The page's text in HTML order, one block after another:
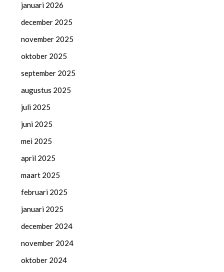
januari 2026
december 2025
november 2025
oktober 2025
september 2025
augustus 2025
juli 2025
juni 2025
mei 2025
april 2025
maart 2025
februari 2025
januari 2025
december 2024
november 2024
oktober 2024